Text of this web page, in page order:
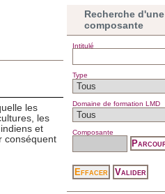
les
les
et
conséquent
Recherche d'une
composante
Intitulé
Type
Domaine de formation LMD
Composante